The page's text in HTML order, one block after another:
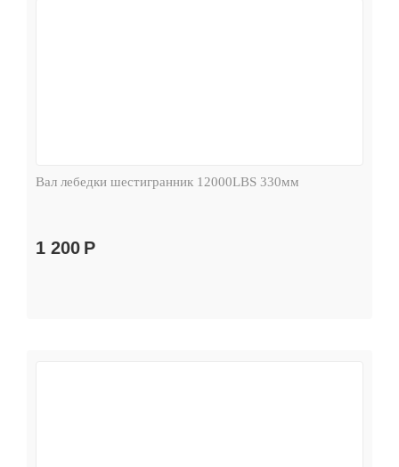
Вал лебедки шестигранник 12000LBS 330мм
1 200 Р